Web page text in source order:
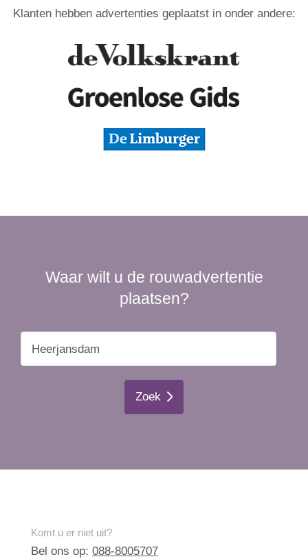
Klanten hebben advertenties geplaatst in onder andere:
Waar wilt u de rouwadvertentie
plaatsen?
Zoek
Komt u er niet uit?
Bel ons op: 088-8005707